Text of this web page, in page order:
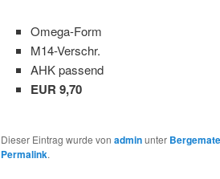
Omega-Form
M14-Verschr.
AHK passend
EUR 9,70
Dieser Eintrag wurde von adminunter
Permalink.